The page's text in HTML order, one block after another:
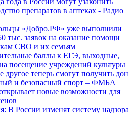
препаратов в аптеках - Радио
«Добро.РФ» уже выполнили
тыс. заявок на оказание помощи
СВО и их семьям
баллы к ЕГЭ, выходные,
посещение учреждений культуры
другое теперь смогут получить дон
и безопасный спорт – ФМБА
новые возможности для
В России изменят систему надзора